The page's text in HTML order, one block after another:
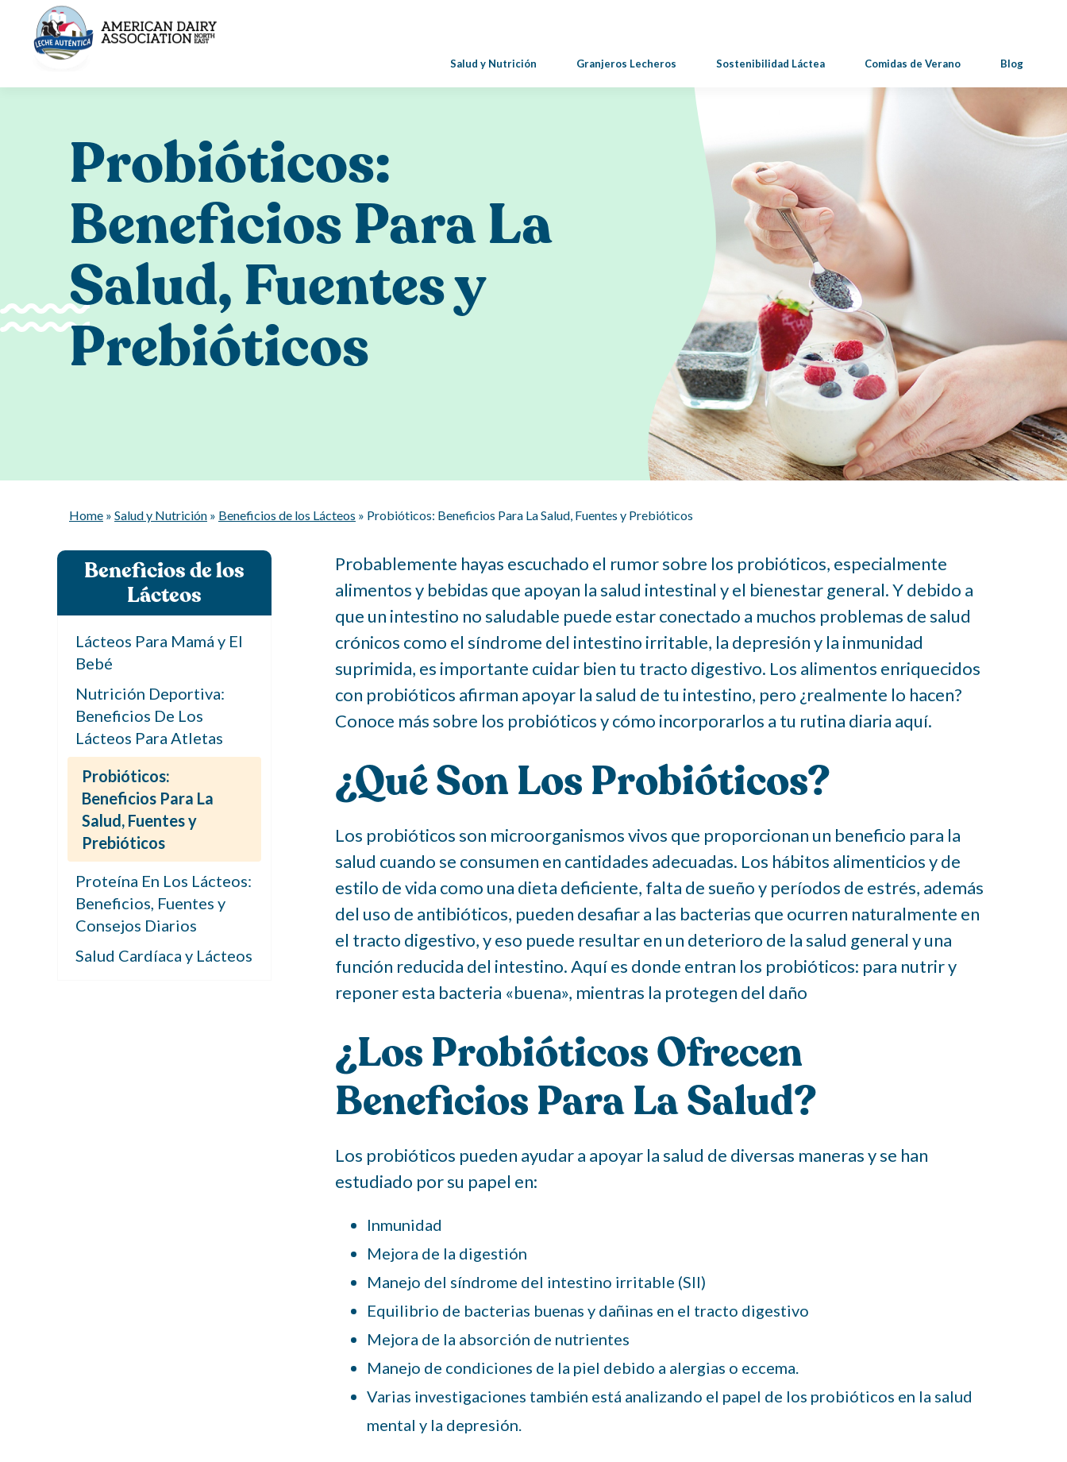
content
Salud y Nutrición
Nutrición Deportiva: Beneficios De Los Lácteos Para
Probióticos: Beneficios Para La Salud, Fuentes y
Proteína En Los Lácteos: Beneficios, Fuentes y Consejos
Preguntas Frecuentes
Granjeros Lecheros Sostenibilidad Láctea Comidas de Verano Blog
Probióticos:
Beneficios Para La
Salud, Fuentes y
Prebióticos
Home » Salud y Nutrición » Beneficios de los Lácteos » Probióticos: Beneficios Para La Salud, Fuentes y Prebióticos
Beneficios de los
Lácteos
Lácteos Para Mamá y El
Bebé
Nutrición Deportiva:
Beneficios De Los
Lácteos Para Atletas
Probióticos:
Beneficios Para La
Salud, Fuentes y
Prebióticos
Proteína En Los Lácteos:
Beneficios, Fuentes y
Consejos Diarios
Salud Cardíaca y Lácteos
Probablemente hayas escuchado el rumor sobre los probióticos, especialmente
alimentos y bebidas que apoyan la salud intestinal y el bienestar general. Y debido a
que un intestino no saludable puede estar conectado a muchos problemas de salud
crónicos como el síndrome del intestino irritable, la depresión y la inmunidad
suprimida, es importante cuidar bien tu tracto digestivo. Los alimentos enriquecidos
con probióticos afirman apoyar la salud de tu intestino, pero ¿realmente lo hacen?
Conoce más sobre los probióticos y cómo incorporarlos a tu rutina diaria aquí.
¿Qué Son Los Probióticos?
Los probióticos son microorganismos vivos que proporcionan un beneficio para la
salud cuando se consumen en cantidades adecuadas. Los hábitos alimenticios y de
estilo de vida como una dieta deficiente, falta de sueño y períodos de estrés, además
del uso de antibióticos, pueden desafiar a las bacterias que ocurren naturalmente en
el tracto digestivo, y eso puede resultar en un deterioro de la salud general y una
función reducida del intestino. Aquí es donde entran los probióticos: para nutrir y
reponer esta bacteria «buena», mientras la protegen del daño
¿Los Probióticos Ofrecen
Beneficios Para La Salud?
Los probióticos pueden ayudar a apoyar la salud de diversas maneras y se han
estudiado por su papel en:
Inmunidad
Mejora de la digestión
Manejo del síndrome del intestino irritable (SII)
Equilibrio de bacterias buenas y dañinas en el tracto digestivo
Mejora de la absorción de nutrientes
Manejo de condiciones de la piel debido a alergias o eccema.
Varias investigaciones también está analizando el papel de los probióticos en la salud
mental y la depresión.